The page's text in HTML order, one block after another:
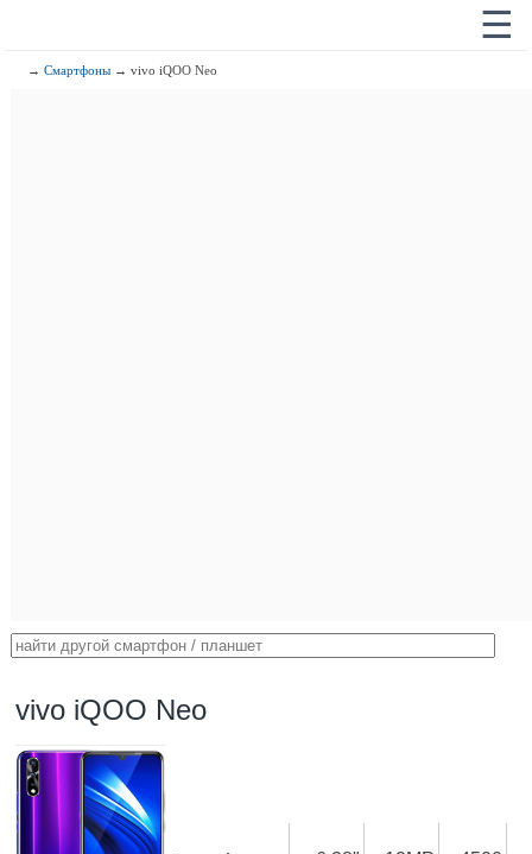
☰
→Смартфоны → vivo iQOO Neo
vivo iQOO Neo